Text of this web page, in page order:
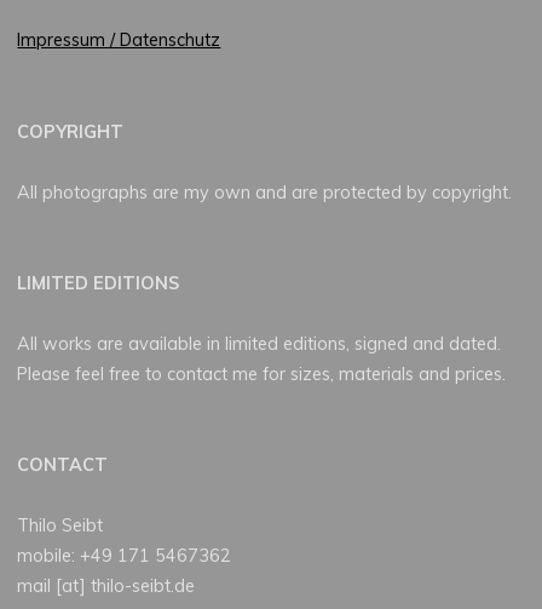
Impressum / Datenschutz
COPYRIGHT
All photographs are my own and are protected by copyright.
LIMITED EDITIONS
All works are available in limited editions, signed and dated.
Please feel free to contact me for sizes, materials and prices.
CONTACT
Thilo Seibt
mobile: +49 171 5467362
mail [at] thilo-seibt.de